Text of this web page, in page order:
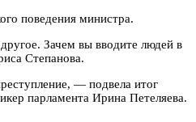
поведения министра.
Зачем вы вводите людей в
Степанова.
— подвела итог
парламента Ирина Петеляева.